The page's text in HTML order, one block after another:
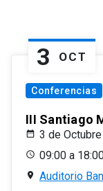
3 OCT
Conferencias
III Santiago
3 de
09:00 a
Auditorio